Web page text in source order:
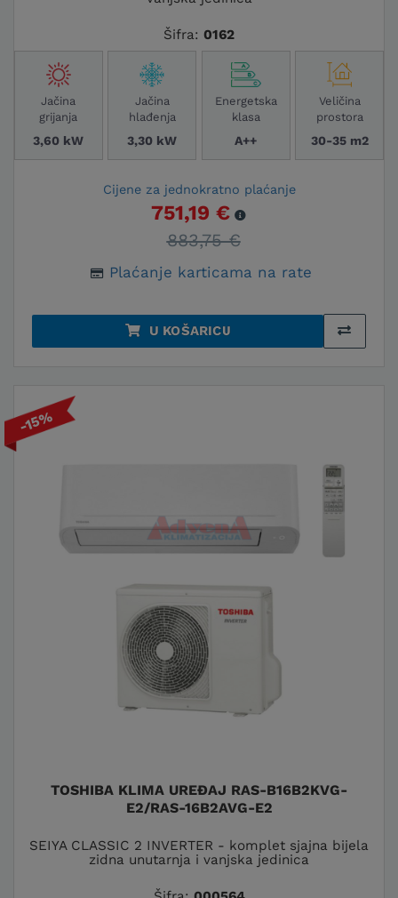
Šifra: 0162
Jačina
grijanja
3,60 kW
Jačina
hlađenja
3,30 kW
Energetska
klasa
A++
Veličina
prostora
30-35 m2
Cijene za jednokratno plaćanje
751,19 €
883,75 €
Plaćanje karticama na rate
U KOŠARICU
-15%
TOSHIBA KLIMA UREĐAJ RAS-B16B2KVG-
E2/RAS-16B2AVG-E2
SEIYA CLASSIC 2 INVERTER - komplet sjajna bijela
zidna unutarnja i vanjska jedinica